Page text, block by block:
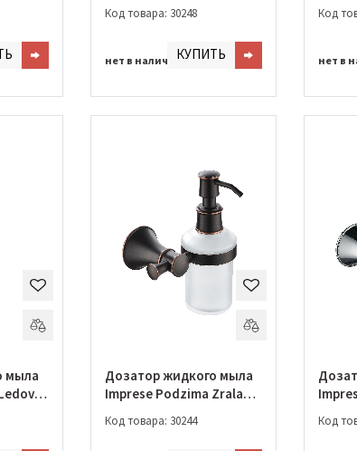
Код товара: 30248
нет в наличииКУПИТЬ
Код
нет в
мыла
Дозатор жидкого мыла
Imprese Podzima Zrala
Код товара: 30244 Код